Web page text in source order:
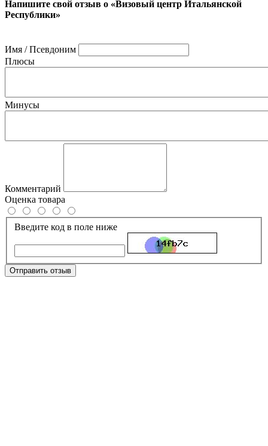
Напишите свой отзыв о «Визовый центр Итальянской
Республики»
Имя / Псевдоним
Плюсы
Минусы
Комментарий
Оценка товара
Введите код в поле ниже
Отправить отзыв